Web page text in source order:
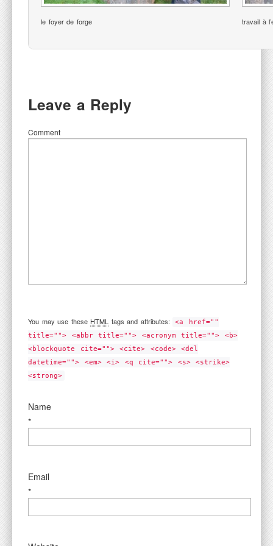
le foyer de forge travail à
Leave a Reply
Comment
You may use these HTML tags and attributes:
<a href=""
title=""> <abbr title=""> <acronym title=""> <b>
<blockquote cite=""> <cite> <code> <del
datetime=""> <em> <i> <q cite=""> <s> <strike>
<strong>
Name
*
Email
*